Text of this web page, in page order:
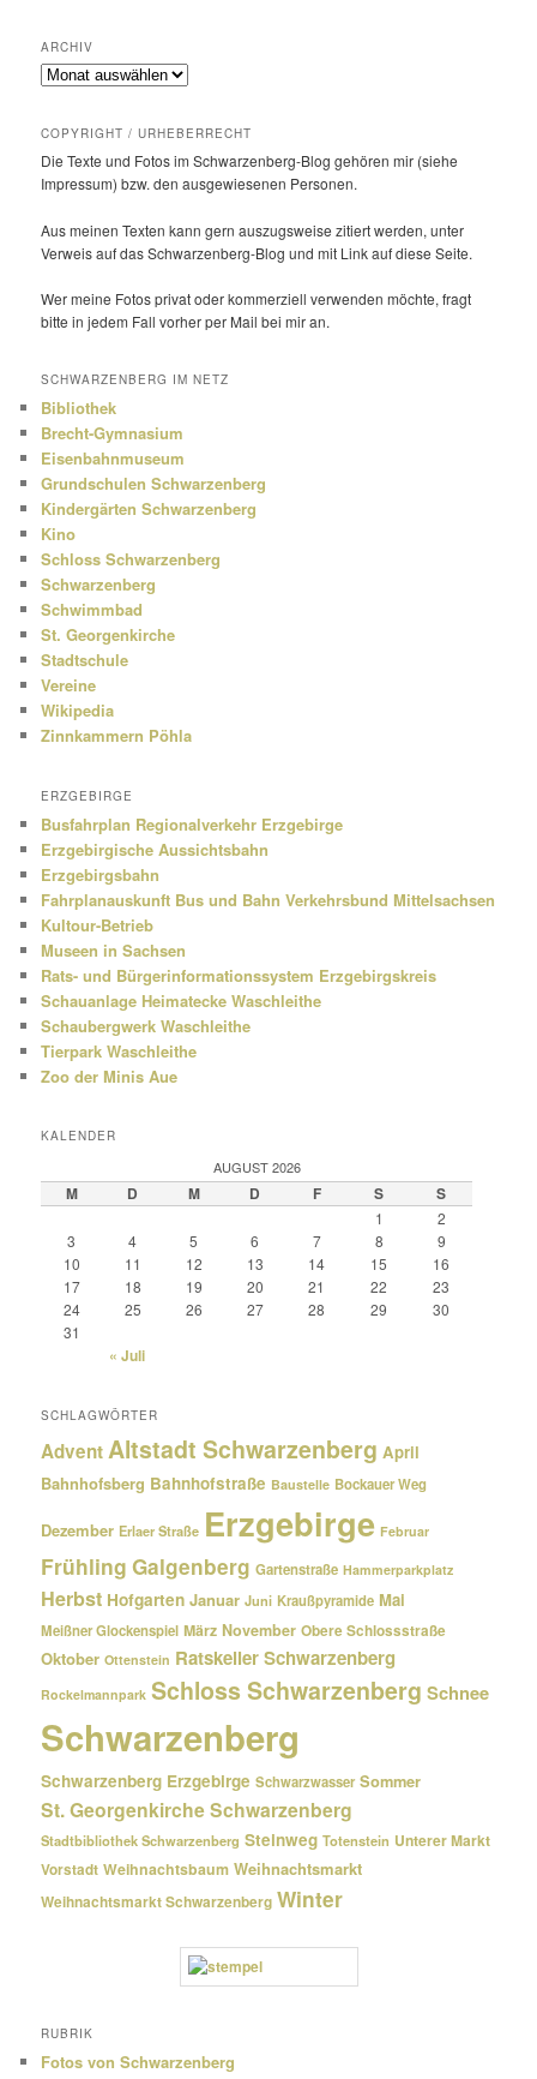
ARCHIV
Archiv
COPYRIGHT / URHEBERRECHT
Die Texte und Fotos im Schwarzenberg-Blog gehören mir (siehe
Impressum) bzw. den ausge­wie­senen Personen.
Aus meinen Texten kann gern auszugs­weise zitiert werden, unter
Verweis auf das Schwarzenberg-Blog und mit Link auf diese Seite.
Wer meine Fotos privat oder kommer­ziell verwenden möchte, fragt
bitte in jedem Fall vorher per Mail bei mir an.
SCHWARZENBERG IM NETZ
Bibliothek
Brecht-Gymnasium
Eisenbahnmuseum
Grundschulen Schwarzenberg
Kindergärten Schwarzenberg
Kino
Schloss Schwarzenberg
Schwarzenberg
Schwimmbad
St. Georgenkirche
Stadtschule
Vereine
Wikipedia
Zinnkammern Pöhla
ERZGEBIRGE
Busfahrplan Regionalverkehr Erzgebirge
Erzgebirgische Aussichtsbahn
Erzgebirgsbahn
Fahrplanauskunft Bus und Bahn Verkehrsbund Mittelsachsen
Kultour-Betrieb
Museen in Sachsen
Rats- und Bürgerinformationssystem Erzgebirgskreis
Schauanlage Heimatecke Waschleithe
Schaubergwerk Waschleithe
Tierpark Waschleithe
Zoo der Minis Aue
KALENDER
AUGUST 2026
M D M D F S S
1
2
3
4 5 6 7 8
9
10
11 12 13 14 15
16
17
18 19 20 21 22
23
24
25 26 27 28 29
30
31
« Juli
SCHLAGWÖRTER
AdventAltstadt Schwarzenberg April
Bahnhofsberg Bahnhofstraße Baustelle Bockauer Weg
Dezember Erlaer Straße Erzgebirge Februar
Frühling Galgenberg Gartenstraße Hammerparkplatz
Herbst Hofgarten Januar Juni Kraußpyramide Mai
Meißner Glockenspiel März November Obere Schlossstraße
Oktober Ottenstein Ratskeller Schwarzenberg
Rockelmannpark Schloss Schwarzenberg Schnee
Schwarzenberg
Schwarzenberg Erzgebirge Schwarzwasser Sommer
St. Georgenkirche Schwarzenberg
Stadtbibliothek Schwarzenberg Steinweg Totenstein Unterer Markt
Vorstadt Weihnachtsbaum Weihnachtsmarkt
Weihnachtsmarkt Schwarzenberg Winter
RUBRIK
Fotos von Schwarzenberg